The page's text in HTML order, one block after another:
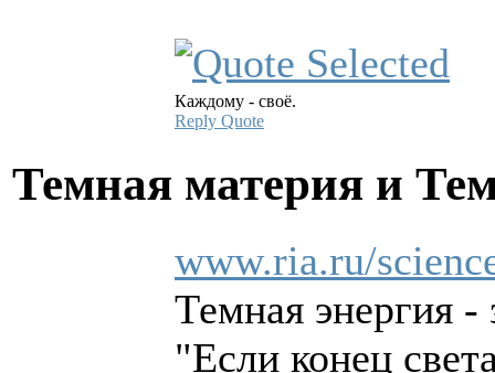
Каждому - своё.
Reply Quote
Темная материя и
www.ria.ru/
Темная энергия -
"Если конец